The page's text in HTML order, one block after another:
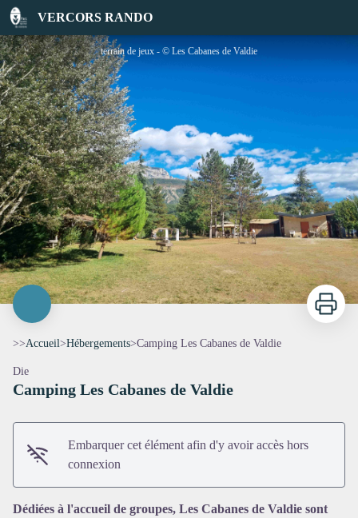
VERCORS RANDO
Camping Les Cabanes de Valdie
terrain de jeux - © Les Cabanes de Valdie
Voir l'image en plein écran
Imprimer
>>Accueil>Hébergements>Camping Les Cabanes de Valdie
Die
Camping Les Cabanes de Valdie
Embarquer cet élément afin d'y avoir accès hors
connexion
Dédiées à l'accueil de groupes, Les Cabanes de Valdie sont